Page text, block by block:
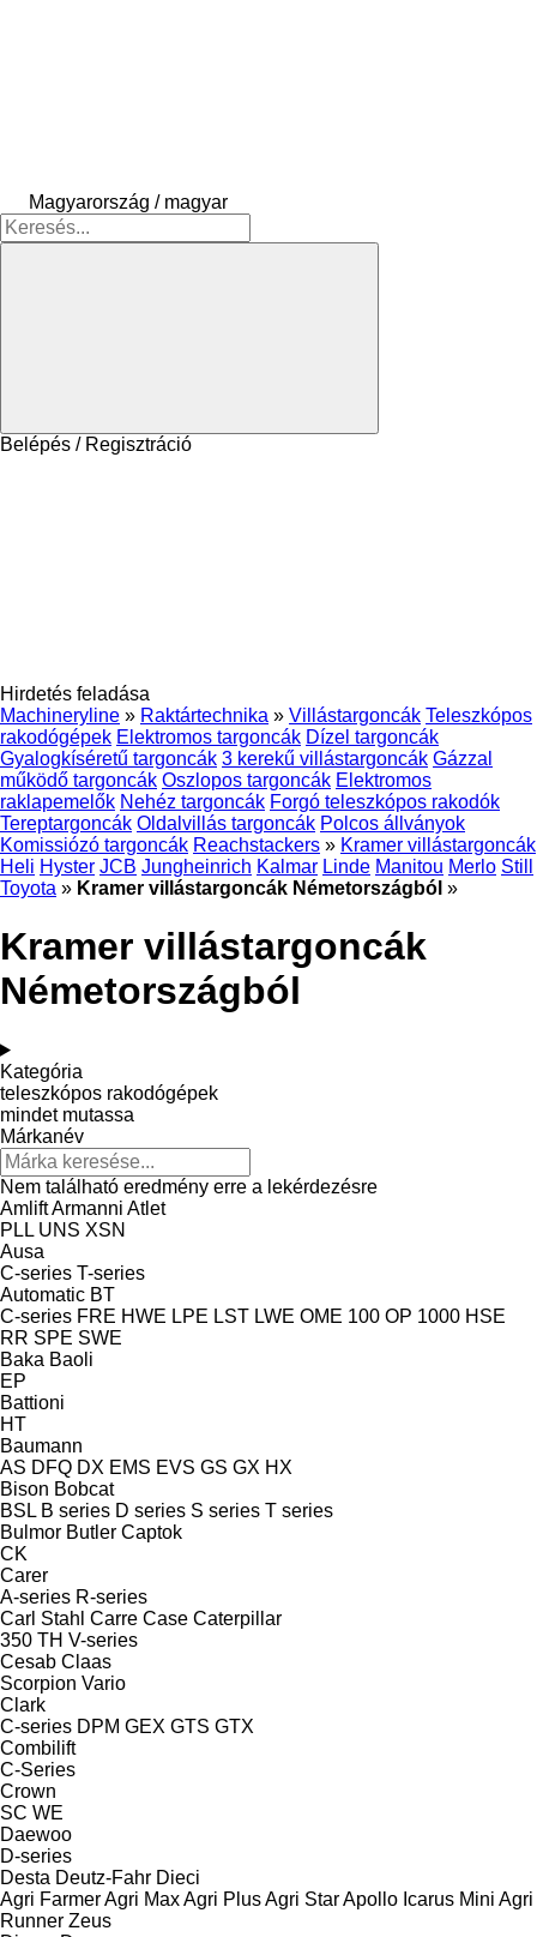
Magyarország / magyar
Belépés / Regisztráció
Hirdetés feladása
Machineryline » Raktártechnika » Villástargoncák Teleszkópos
rakodógépek Elektromos targoncák Dízel targoncák
Gyalogkíséretű targoncák 3 kerekű villástargoncák Gázzal
működő targoncák Oszlopos targoncák Elektromos
raklapemelők Nehéz targoncák Forgó teleszkópos rakodók
Tereptargoncák Oldalvillás targoncák Polcos állványok
Komissiózó targoncák Reachstackers » Kramer villástargoncák
Heli Hyster JCB Jungheinrich Kalmar Linde Manitou Merlo Still
Toyota » Kramer villástargoncák Németországból »
Kramer villástargoncák
Németországból
Kategória
teleszkópos rakodógépek
mindet mutassa
Márkanév
Nem található eredmény erre a lekérdezésre
AmliftArmanni Atlet
PLL UNS XSN
Ausa
C-series T-series
Automatic BT
C-series FRE HWE LPE LST LWE OME 100 OP 1000 HSE
RR SPE SWE
Baka Baoli
EP
Battioni
HT
Baumann
AS DFQ DX EMS EVS GS GX HX
Bison Bobcat
BSL B series D series S series T series
Bulmor Butler Captok
CK
Carer
A-series R-series
Carl Stahl Carre Case Caterpillar
350 TH V-series
Cesab Claas
Scorpion Vario
Clark
C-series DPM GEX GTS GTX
Combilift
C-Series
Crown
SC WE
Daewoo
D-series
Desta Deutz-Fahr Dieci
Agri FarmerAgri MaxAgri PlusAgri StarApollo Icarus Mini Agri
Runner Zeus